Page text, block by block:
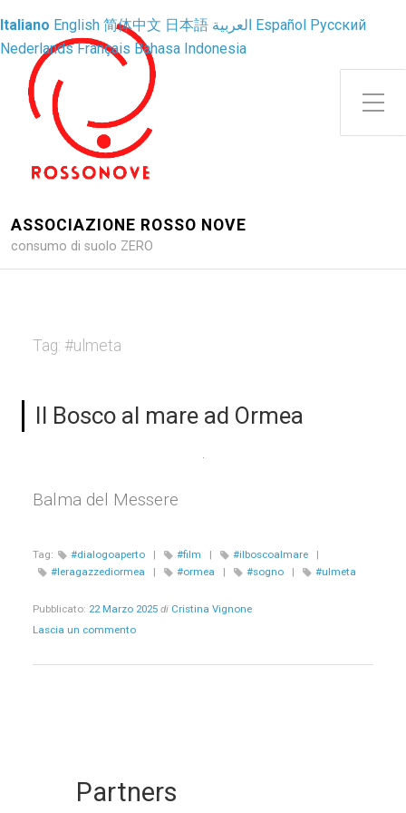
Attiva/disattiva il menu
ASSOCIAZIONE ROSSO NOVE
consumo di suolo ZERO
Tag: #ulmeta
Il Bosco al mare ad Ormea
Balma del Messere
Tag: #dialogoaperto | #film | #ilboscoalmare
|
#leragazzediormea
| #ormea | #sogno | #ulmeta
Pubblicato: 22 Marzo 2025 di Cristina Vignone
Lascia un commento
Partners
Italiano English 简体中文 日本語 العربية Español Русский
Nederlands Français Bahasa Indonesia